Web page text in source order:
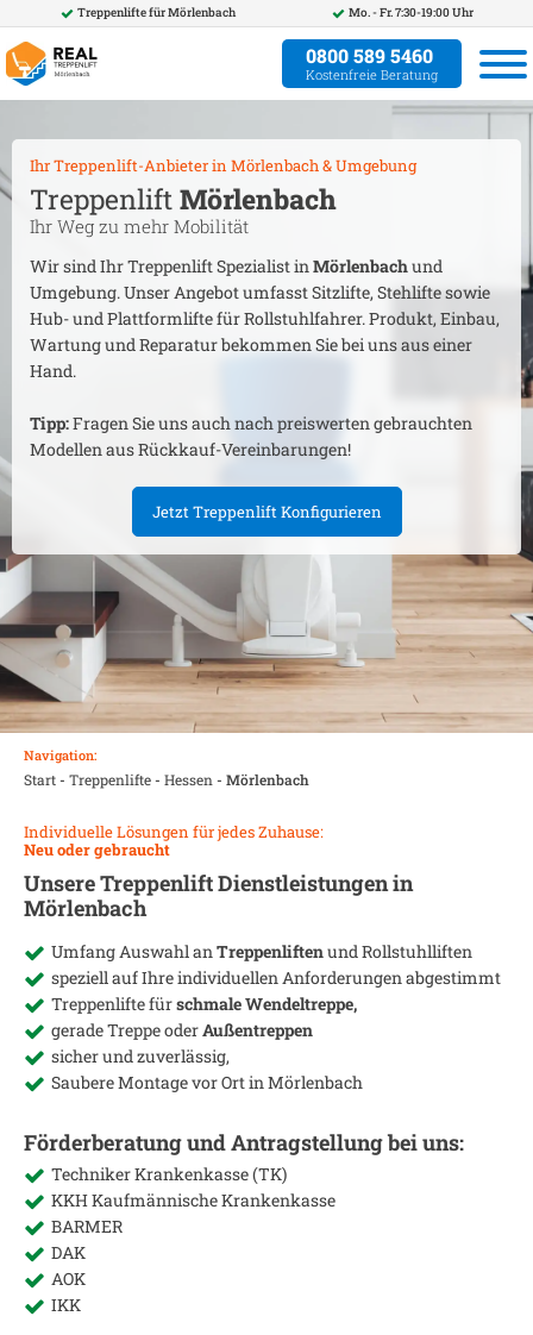
Treppenlifte fürMörlenbach Mo. - Fr. 7:30-19:00 Uhr
0800 589 5460
Kostenfreie Beratung
Ihr Treppenlift-Anbieter in Mörlenbach& Umgebung
Treppenlift Mörlenbach
Ihr Weg zu mehr Mobilität
Wir sind Ihr Treppenlift Spezialist inMörlenbachund
Umgebung. Unser Angebot umfasst Sitzlifte, Stehlifte sowie
Hub- und Plattformlifte für Rollstuhlfahrer. Produkt, Einbau,
Wartung und Reparatur bekommen Sie bei uns aus einer
Hand.
Tipp:Fragen Sie uns auch nach preiswerten gebrauchten
Modellen aus Rückkauf-Vereinbarungen!
Jetzt Treppenlift Konfigurieren
Navigation:
Start- Treppenlifte- Hessen - Mörlenbach
Individuelle Lösungen für jedes Zuhause:
Neu oder gebraucht
Unsere Treppenlift Dienstleistungen in
Mörlenbach
Umfang Auswahl anTreppenliftenund Rollstuhlliften
speziell auf Ihre individuellen Anforderungen abgestimmt
Treppenlifte fürschmale Wendeltreppe,
gerade Treppe oderAußentreppen
sicher und zuverlässig,
Saubere Montage vor Ort inMörlenbach
Förderberatung und Antragstellung bei uns:
Techniker Krankenkasse (TK)
KKH Kaufmännische Krankenkasse
BARMER
DAK
AOK
IKK